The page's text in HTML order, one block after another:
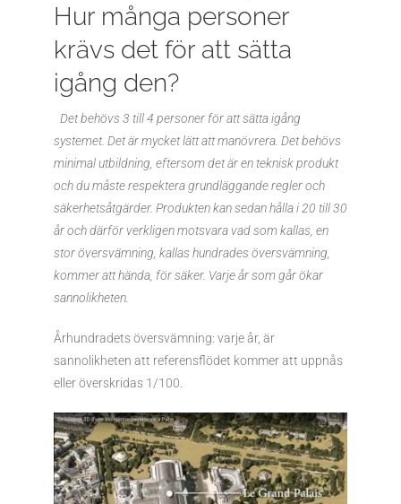
Hur många personer
krävs det för att sätta
igång den?
Det behövs 3 till 4 personer för att sätta igång
systemet. Det är mycket lätt att manövrera. Det behövs
minimal utbildning, eftersom det är en teknisk produkt
och du måste respektera grundläggande regler och
säkerhetsåtgärder. Produkten kan sedan hålla i 20 till 30
år och därför verkligen motsvara vad som kallas, en
stor översvämning, kallas hundrades översvämning,
kommer att hända, för säker. Varje år som går ökar
sannolikheten.
Århundradets översvämning: varje år, är
sannolikheten att referensflödet kommer att uppnås
eller överskridas 1/100.